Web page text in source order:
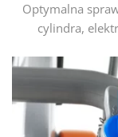
Optymalna
cylindra,